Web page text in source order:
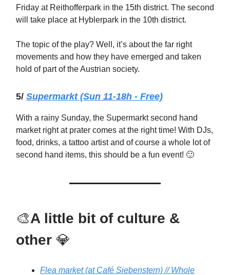
Friday at Reithofferpark in the 15th district. The second
will take place at Hyblerpark in the 10th district.
The topic of the play? Well, it’s about the far right
movements and how they have emerged and taken
hold of part of the Austrian society.
5/ Supermarkt (Sun 11-18h - Free)
With a rainy Sunday, the Supermarkt second hand
market right at prater comes at the right time! With DJs,
food, drinks, a tattoo artist and of course a whole lot of
second hand items, this should be a fun event! 🙂
🎨A little bit of culture &
other 💎
Flea market (at Café Siebenstern) // Whole